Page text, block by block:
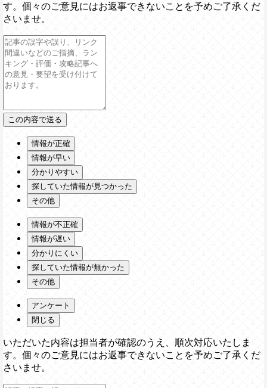
す。個々のご意見にはお返事できないことを予めご了承くだ
さいませ。
情報が正確
情報が早い
分かりやすい
探していた情報が見つかった
その他
情報が不正確
情報が遅い
分かりにくい
探していた情報が無かった
その他
アンケート
閉じる
いただいた内容は担当者が確認のうえ、順次対応いたしま
す。個々のご意見にはお返事できないことを予めご了承くだ
さいませ。